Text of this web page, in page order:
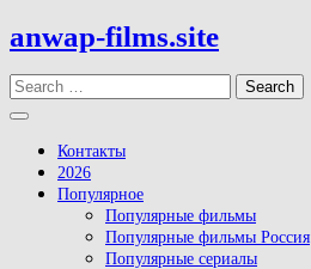
Skip
to
content
anwap-films.site
Search
Open
Button
Контакты
2026
Популярное
Популярные фильмы
Популярные фильмы Россия
Популярные сериалы